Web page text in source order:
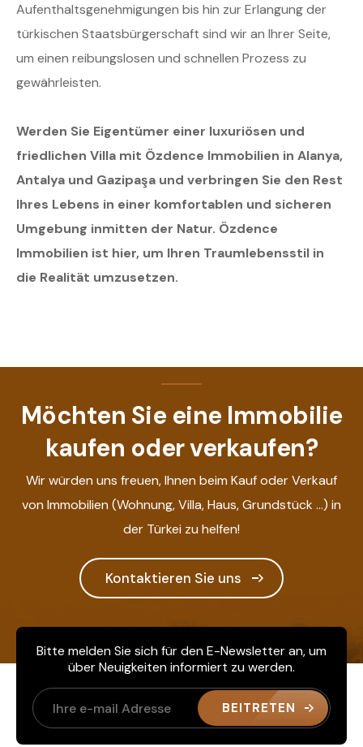
Aufenthaltsgenehmigungen bis hin zur Erlangung der
türkischen Staatsbürgerschaft sind wir an Ihrer Seite,
um einen reibungslosen und schnellen Prozess zu
gewährleisten.
Werden Sie Eigentümer einer luxuriösen und
friedlichen Villa mit Özdence Immobilien in Alanya,
Antalya und Gazipaşa und verbringen Sie den Rest
Ihres Lebens in einer komfortablen und sicheren
Umgebung inmitten der Natur. Özdence
Immobilien ist hier, um Ihren Traumlebensstil in
die Realität umzusetzen.
Möchten Sie eine Immobilie
kaufen oder verkaufen?
Wir würden uns freuen, Ihnen beim Kauf oder Verkauf
von Immobilien (Wohnung, Villa, Haus, Grundstück ...) in
der Türkei zu helfen!
Kontaktieren Sie uns
Bitte melden Sie sich für den E-Newsletter an, um
über Neuigkeiten informiert zu werden.
BEITRETEN